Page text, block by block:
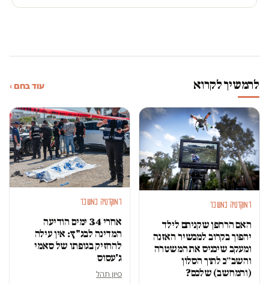
להמשיך לקרוא עוד בחם ›
דמוקרטיה במשבר
האם הרחפן שקניתם לילד
יהפוך בקרוב למכשיר האזנה
ומעקב שיכניס את המשטרה
והשב״כ לתוך הסלון
(והמחשב) שלכם?
דמוקרטיה במשבר
אחרי 34 ימים הודיעה
המדינה לבג"ץ: אין עילה
להחזיק בגופתו של סאמי
ג'עסוס
סיון תהל